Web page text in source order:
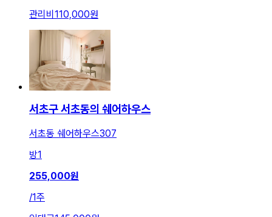
관리비 110,000원
서초구 서초동의 쉐어하우스
서초동 쉐어하우스307
방1
255,000원
/1주